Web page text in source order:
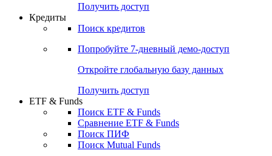
Получить доступ
Кредиты
Поиск кредитов
Попробуйте 7-дневный демо-доступ
Откройте глобальную базу данных
Получить доступ
ETF & Funds
Поиск ETF & Funds
Сравнение ETF & Funds
Поиск ПИФ
Поиск Mutual Funds